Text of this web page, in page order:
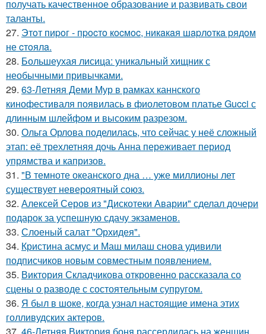
получать качественное образование и развивать свои
таланты.
27. Этoт пиpoг - пpocтo кocмoc, никaкaя шapлoткa pядoм
не cтoялa.
28. Большеухая лисица: уникальный хищник с
необычными привычками.
29. 63-Летняя Деми Мур в рамках каннского
кинофестиваля появилась в фиолетовом платье Gucci с
длинным шлейфом и высоким разрезом.
30. Ольга Орлова поделилась, что сейчас у неё сложный
этап: её трехлетняя дочь Анна переживает период
упрямства и капризов.
31. "В темноте океанского дна … уже миллионы лет
существует невероятный союз.
32. Алексей Серов из "Дискотеки Аварии" сделал дочери
подарок за успешную сдачу экзаменов.
33. Слоеный салат "Орхидея".
34. Кристина асмус и Маш милаш снова удивили
подписчиков новым совместным появлением.
35. Виктория Складчикова откровенно рассказала со
сцены о разводе с состоятельным супругом.
36. Я был в шоке, когда узнал настоящие имена этих
голливудских актеров.